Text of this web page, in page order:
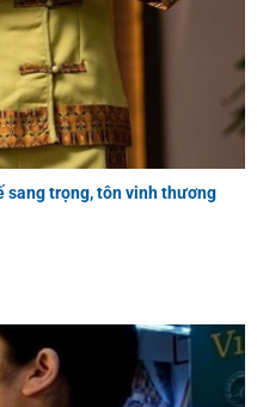
sang trọng, tôn vinh thương